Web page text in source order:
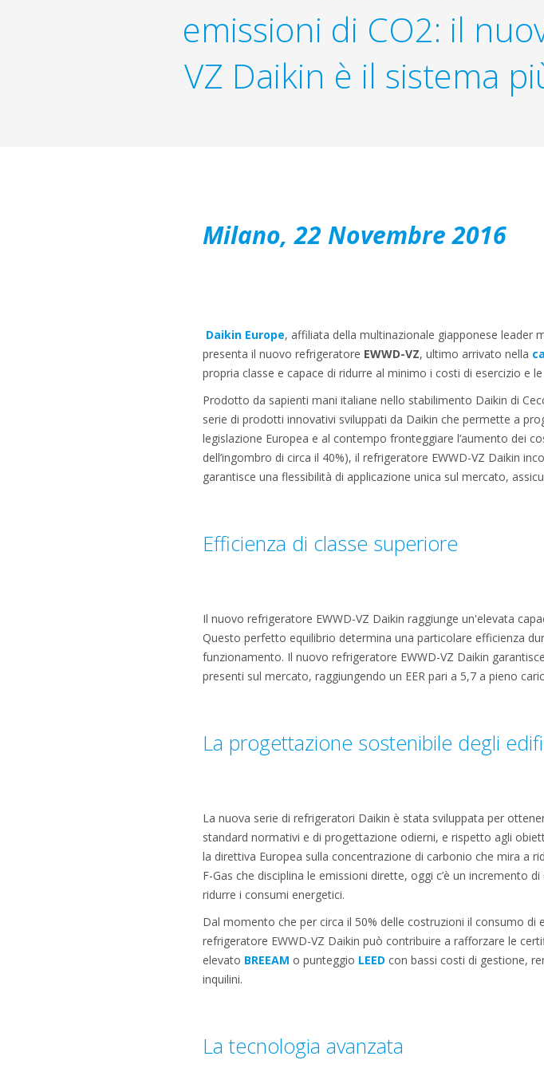
emissioni di CO2: il
VZ Daikin è il sistema
Milano, 22 Novembre 2016
Daikin Europe, affiliata della multinazionale giapponese leader
presenta il nuovo refrigeratore EWWD-VZ, ultimo arrivato nella
propria classe e capace di ridurre al minimo i costi di esercizio e
Prodotto da sapienti mani italiane nello stabilimento Daikin di
serie di prodotti innovativi sviluppati da Daikin che permette a
legislazione Europea e al contempo fronteggiare l’aumento dei
dell’ingombro di circa il 40%), il refrigeratore EWWD-VZ Daikin
garantisce una flessibilità di applicazione unica sul mercato,
Efficienza di classe superiore
Il nuovo refrigeratore EWWD-VZ Daikin raggiunge un'elevata
Questo perfetto equilibrio determina una particolare efficienza
funzionamento. Il nuovo refrigeratore EWWD-VZ Daikin
presenti sul mercato, raggiungendo un EER pari a 5,7 a pieno
La progettazione sostenibile degli
La nuova serie di refrigeratori Daikin è stata sviluppata per
standard normativi e di progettazione odierni, e rispetto agli
la direttiva Europea sulla concentrazione di carbonio che mira a
F-Gas che disciplina le emissioni dirette, oggi c’è un incremento
ridurre i consumi energetici.
Dal momento che per circa il 50% delle costruzioni il consumo di
refrigeratore EWWD-VZ Daikin può contribuire a rafforzare le
elevato BREEAM o punteggio LEED con bassi costi di gestione,
inquilini.
La tecnologia avanzata